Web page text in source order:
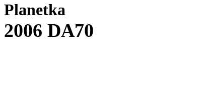
Planetka
2006 DA70